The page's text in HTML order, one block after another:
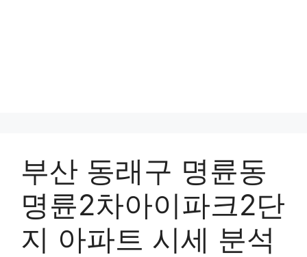
부산 동래구 명륜동
명륜2차아이파크2단
지 아파트 시세 분석